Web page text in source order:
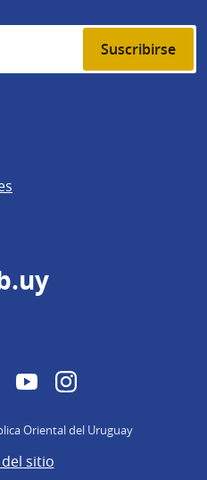
Suscribirse
TwitterYouTubeInstagram
Oriental del Uruguay
sitio